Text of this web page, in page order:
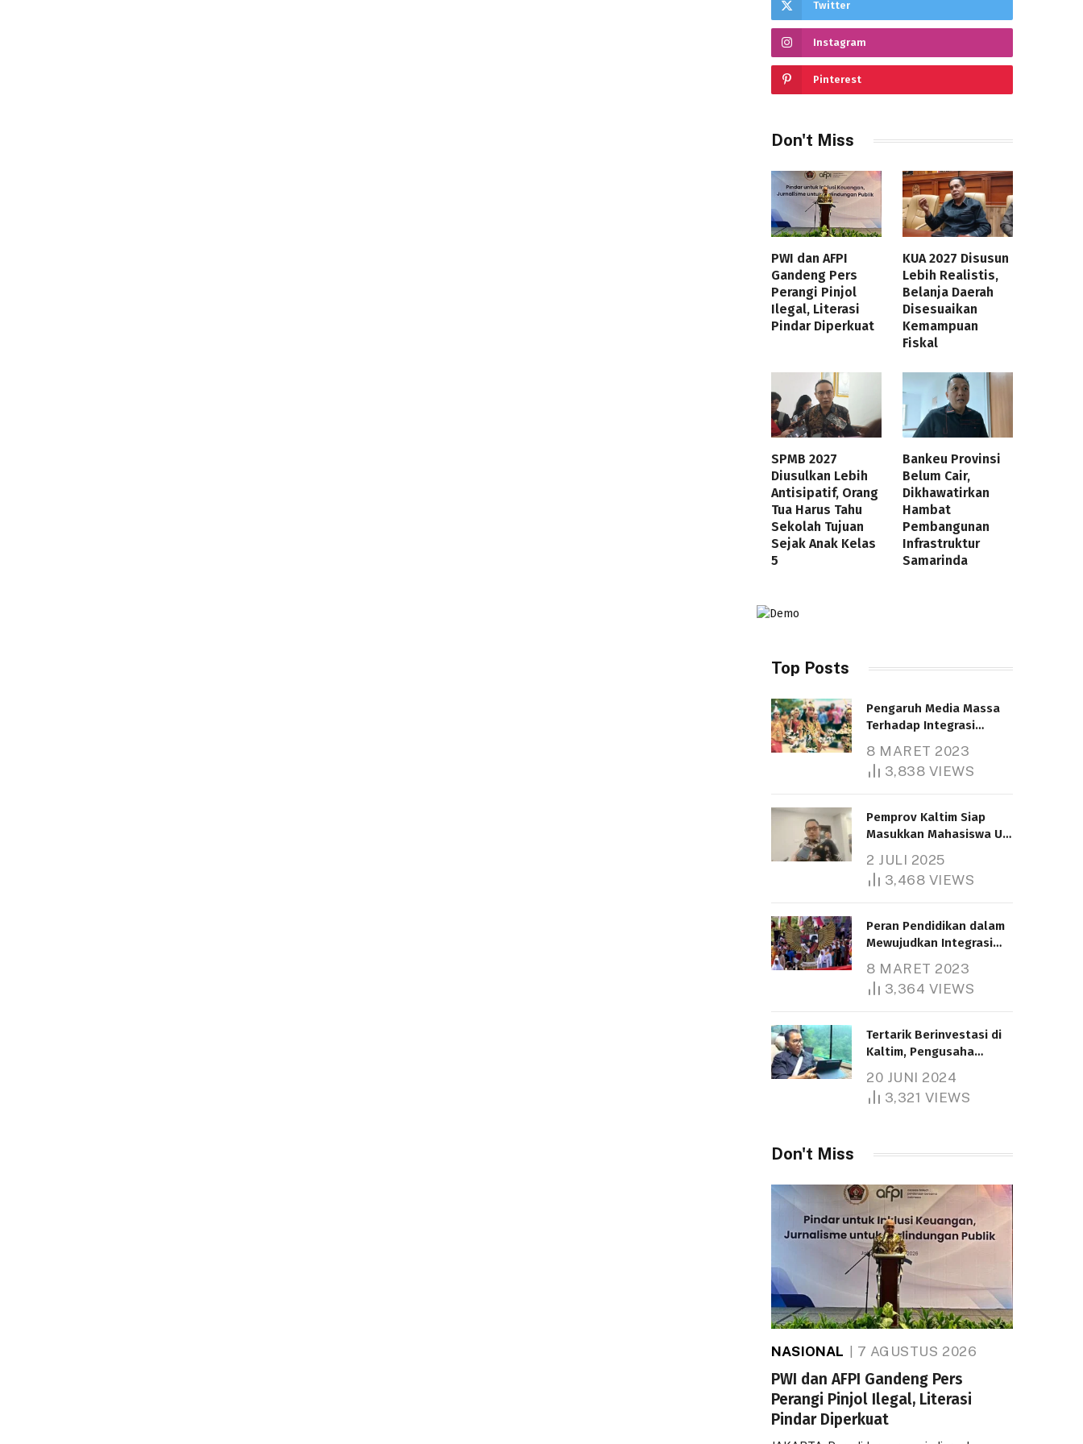
Twitter
Instagram
Pinterest
Don't Miss
PWI dan AFPI
Gandeng Pers
Perangi Pinjol
Ilegal, Literasi
Pindar Diperkuat
KUA 2027 Disusun
Lebih Realistis,
Belanja Daerah
Disesuaikan
Kemampuan
Fiskal
SPMB 2027
Diusulkan Lebih
Antisipatif, Orang
Tua Harus Tahu
Sekolah Tujuan
Sejak Anak Kelas
5
Bankeu Provinsi
Belum Cair,
Dikhawatirkan
Hambat
Pembangunan
Infrastruktur
Samarinda
Top Posts
Pengaruh Media Massa
Terhadap Integrasi
8 MARET 2023
3,838 VIEWS
Pemprov Kaltim Siap
Masukkan Mahasiswa UT
Bantuan Pendidikan
Gratispol
2 JULI 2025
3,468 VIEWS
Peran Pendidikan dalam
Mewujudkan Integrasi
8 MARET 2023
3,364 VIEWS
Tertarik Berinvestasi di
Kaltim, Pengusaha
1.000 Hektare
20 JUNI 2024
3,321 VIEWS
Don't Miss
NASIONAL 7 AGUSTUS 2026
PWI dan AFPI Gandeng Pers
Perangi Pinjol Ilegal, Literasi
Pindar Diperkuat